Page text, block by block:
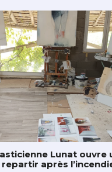
Lunat ouvre
après